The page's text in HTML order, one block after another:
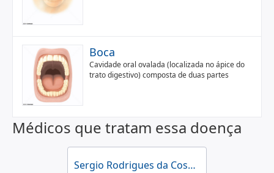
Boca
Cavidade oral ovalada (localizada no ápice do
trato digestivo) composta de duas partes
Médicos que tratam essa doença
Sergio Rodrigues da Costa Junior